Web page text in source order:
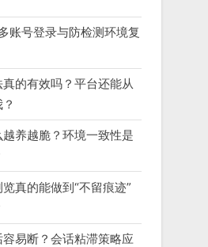
账号登录与防检测环境复
的有效吗？平台还能从
养越脆？环境一致性是
真的能做到“不留痕迹”
易断？会话粘滞策略应